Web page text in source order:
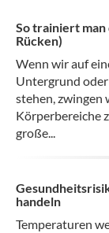
So trainiert man
Rücken)
Wenn wir auf
Untergrund
stehen, zwingen
Körperbereiche
große...
handeln
Temperaturen